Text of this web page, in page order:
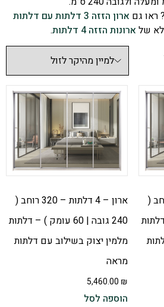
ראו גם
ארון הזזה 3 דלתות עם דלתות
של ארונות הזזה 4 דלתות
.
– 400 רוחב (
) – דלתות
ארון – 4 דלתות – 320 רוחב (
240 גובה | 60 עומק ) – דלתות
מלמין יצוק בשילוב עם דלתות
מראה
5,460.00 ₪
הוספה לסל